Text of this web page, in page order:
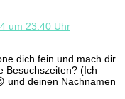
um 23:40 Uhr
dich fein und mach dir
Besuchszeiten? (Ich
und deinen Nachnamen